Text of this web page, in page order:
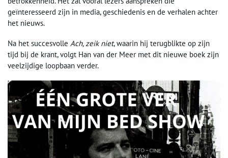
geïnteresseerd zijn in media, geschiedenis en de verhalen achter
het nieuws.
Na het succesvolle Ach, zeik niet, waarin hij terugblikte op zijn
tijd bij de krant, volgt Han van der Meer met dit nieuwe boek zijn
veelzijdige loopbaan verder.